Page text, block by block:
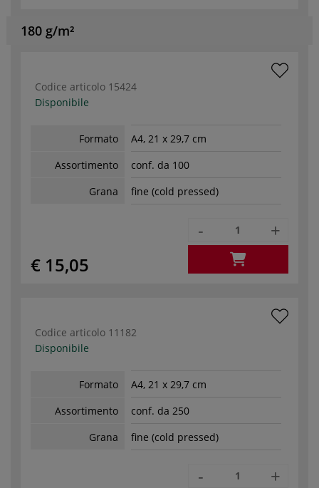
180 g/m²
Codice articolo 15424
Disponibile
Formato
A4, 21 x 29,7 cm
Assortimento
conf. da 100
Grana
fine (cold pressed)
€ 15,05
- +
Codice articolo 11182
Disponibile
Formato
A4, 21 x 29,7 cm
Assortimento
conf. da 250
Grana
fine (cold pressed)
- +